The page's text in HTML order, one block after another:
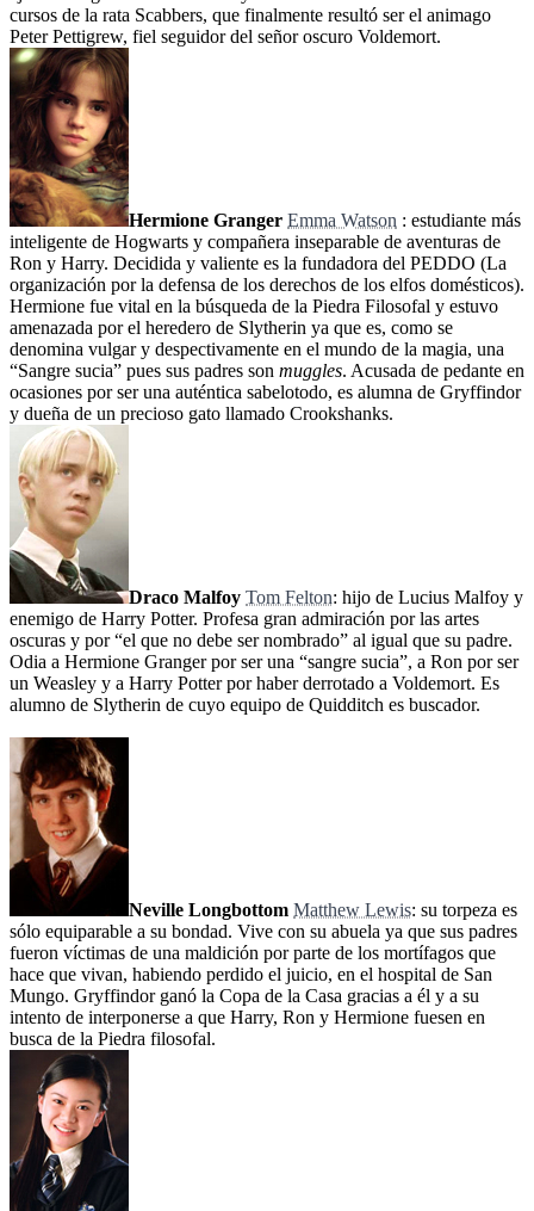
cursos de la rata Scabbers, que finalmente resultó ser el animago
Peter Pettigrew, fiel seguidor del señor oscuro Voldemort.
Hermione Granger Emma Watson : estudiante más
inteligente de Hogwarts y compañera inseparable de aventuras de
Ron y Harry. Decidida y valiente es la fundadora del PEDDO (La
organización por la defensa de los derechos de los elfos domésticos).
Hermione fue vital en la búsqueda de la Piedra Filosofal y estuvo
amenazada por el heredero de Slytherin ya que es, como se
denomina vulgar y despectivamente en el mundo de la magia, una
“Sangre sucia” pues sus padres son muggles. Acusada de pedante en
ocasiones por ser una auténtica sabelotodo, es alumna de Gryffindor
y dueña de un precioso gato llamado Crookshanks.
Draco Malfoy Tom Felton: hijo de Lucius Malfoy y
enemigo de Harry Potter. Profesa gran admiración por las artes
oscuras y por “el que no debe ser nombrado” al igual que su padre.
Odia a Hermione Granger por ser una “sangre sucia”, a Ron por ser
un Weasley y a Harry Potter por haber derrotado a Voldemort. Es
alumno de Slytherin de cuyo equipo de Quidditch es buscador.
Neville Longbottom Matthew Lewis: su torpeza es
sólo equiparable a su bondad. Vive con su abuela ya que sus padres
fueron víctimas de una maldición por parte de los mortífagos que
hace que vivan, habiendo perdido el juicio, en el hospital de San
Mungo. Gryffindor ganó la Copa de la Casa gracias a él y a su
intento de interponerse a que Harry, Ron y Hermione fuesen en
busca de la Piedra filosofal.